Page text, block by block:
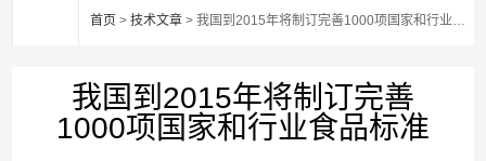
首页 >技术文章 > 我国到2015年将制订完善1000项国家和行业食品标准
我国到2015年将制订完善
1000项国家和行业食品标准